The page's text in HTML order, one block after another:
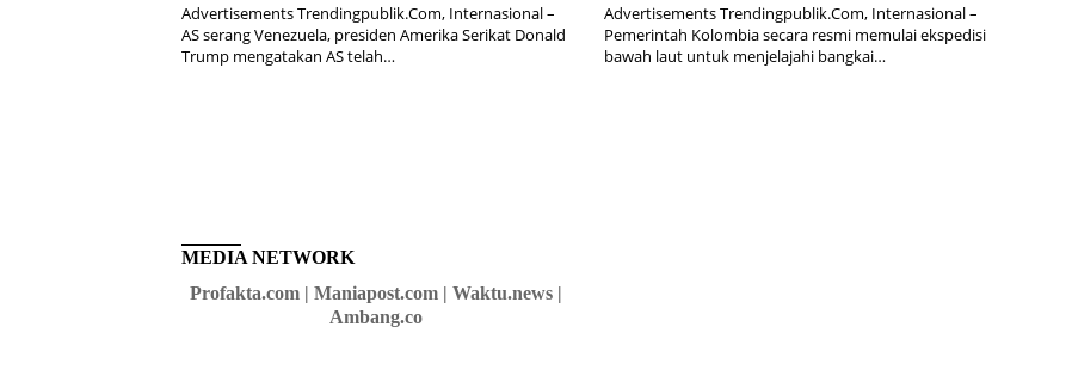
Advertisements Trendingpublik.Com, Internasional –
AS serang Venezuela, presiden Amerika Serikat Donald
Trump mengatakan AS telah…
Advertisements Trendingpublik.Com, Internasional –
Pemerintah Kolombia secara resmi memulai ekspedisi
bawah laut untuk menjelajahi bangkai…
MEDIA NETWORK
Profakta.com | Maniapost.com | Waktu.news |
Ambang.co